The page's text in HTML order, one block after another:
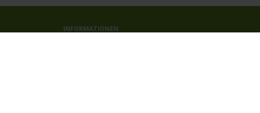
INFORMATIONEN